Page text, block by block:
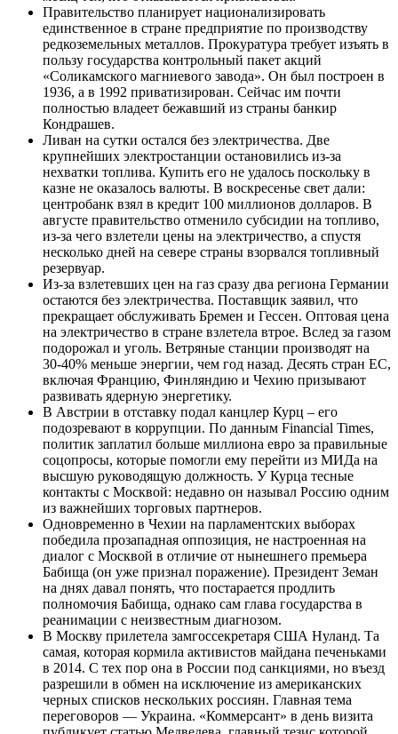
Правительство планирует национализировать
единственное в стране предприятие по производству
редкоземельных металлов. Прокуратура требует изъять в
пользу государства контрольный пакет акций
«Соликамского магниевого завода». Он был построен в
1936, а в 1992 приватизирован. Сейчас им почти
полностью владеет бежавший из страны банкир
Кондрашев.
Ливан на сутки остался без электричества. Две
крупнейших электростанции остановились из-за
нехватки топлива. Купить его не удалось поскольку в
казне не оказалось валюты. В воскресенье свет дали:
центробанк взял в кредит 100 миллионов долларов. В
августе правительство отменило субсидии на топливо,
из-за чего взлетели цены на электричество, а спустя
несколько дней на севере страны взорвался топливный
резервуар.
Из-за взлетевших цен на газ сразу два региона Германии
остаются без электричества. Поставщик заявил, что
прекращает обслуживать Бремен и Гессен. Оптовая цена
на электричество в стране взлетела втрое. Вслед за газом
подорожал и уголь. Ветряные станции производят на
30-40% меньше энергии, чем год назад. Десять стран ЕС,
включая Францию, Финляндию и Чехию призывают
развивать ядерную энергетику.
В Австрии в отставку подал канцлер Курц – его
подозревают в коррупции. По данным Financial Times,
политик заплатил больше миллиона евро за правильные
соцопросы, которые помогли ему перейти из МИДа на
высшую руководящую должность. У Курца тесные
контакты с Москвой: недавно он называл Россию одним
из важнейших торговых партнеров.
Одновременно в Чехии на парламентских выборах
победила прозападная оппозиция, не настроенная на
диалог с Москвой в отличие от нынешнего премьера
Бабища (он уже признал поражение). Президент Земан
на днях давал понять, что постарается продлить
полномочия Бабища, однако сам глава государства в
реанимации с неизвестным диагнозом.
В Москву прилетела замгоссекретаря США Нуланд. Та
самая, которая кормила активистов майдана печеньками
в 2014. С тех пор она в России под санкциями, но въезд
разрешили в обмен на исключение из американских
черных списков нескольких россиян. Главная тема
переговоров — Украина. «Коммерсант» в день визита